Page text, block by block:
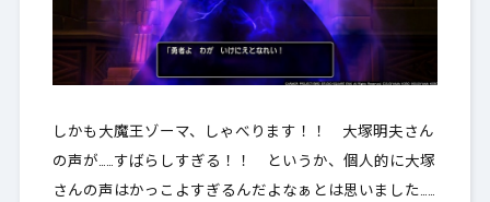
しかも大魔王ゾーマ、しゃべります！！ 大塚明夫さん
の声が……すばらしすぎる！！ というか、個人的に大塚
さんの声はかっこよすぎるんだよなぁとは思いました……